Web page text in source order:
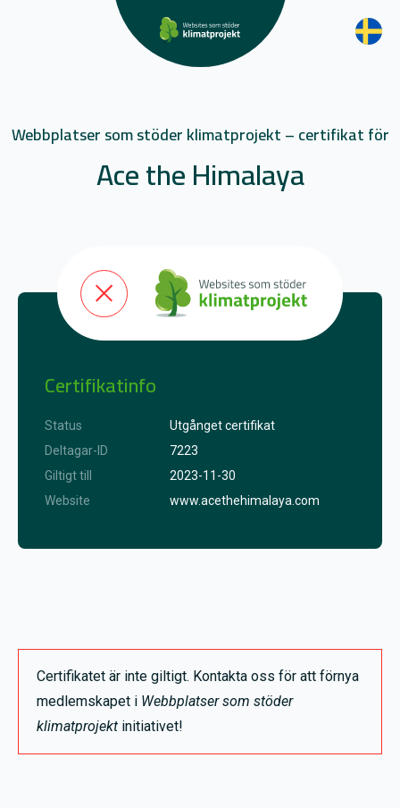
Webbplatser som stöder klimatprojekt – certifikat för
Ace the Himalaya
Certifikatinfo
Status
Utgånget certifikat
Deltagar-ID
7223
Giltigt till
2023-11-30
Website
www.acethehimalaya.com
Certifikatet är inte giltigt. Kontakta oss för att förnya
medlemskapet i Webbplatser som stöder
klimatprojekt initiativet!